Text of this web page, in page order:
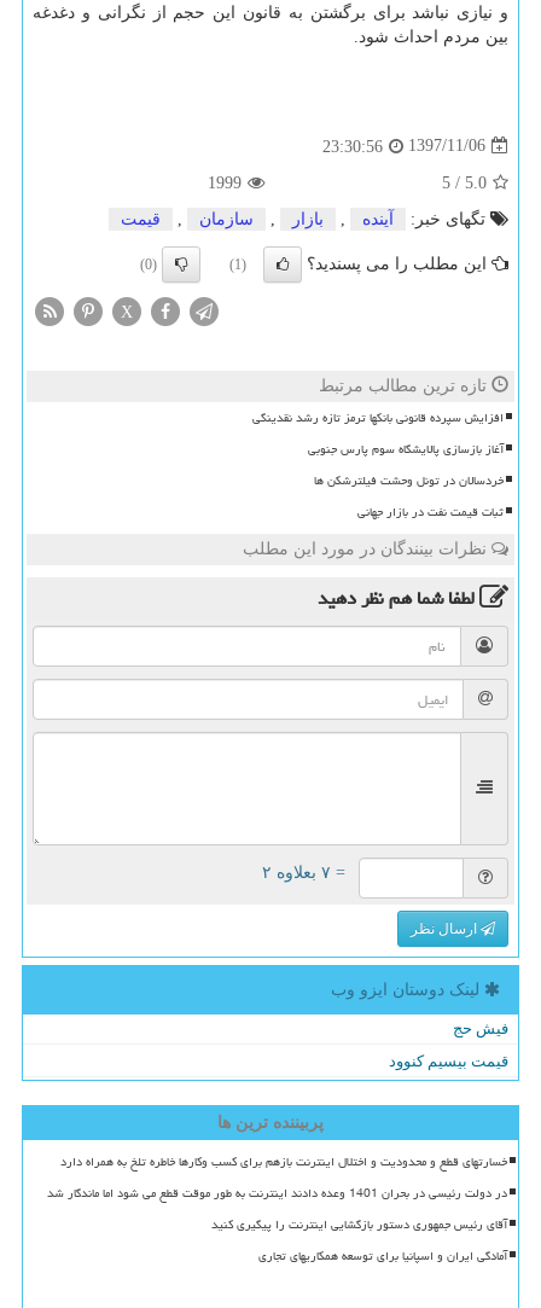
و نیازی نباشد برای برگشتن به قانون این حجم از نگرانی و دغدغه
بین مردم احداث شود.
1397/11/06
23:30:56
5.0
/
5
1999
تگهای خبر:
آینده , بازار , سازمان , قیمت
این مطلب را می پسندید؟ (1)
(0)
X
تازه ترین مطالب مرتبط
افزایش سپرده قانونی بانکها ترمز تازه رشد نقدینگی
آغاز بازسازی پالایشگاه سوم پارس جنوبی
خردسالان در تونل وحشت فیلترشکن ها
ثبات قیمت نفت در بازار جهانی
نظرات بینندگان در مورد این مطلب
لطفا شما همنظر دهید
= ۷ بعلاوه ۲
ارسال نظر
لینک دوستان ایزو وب
فیش حج
قیمت بیسیم کنوود
پربیننده ترین ها
خسارتهای قطع و محدودیت و اختلال اینترنت بازهم برای کسب وکارها خاطره تلخ به همراه دارد
در دولت رئیسی در بحران 1401 وعده دادند اینترنت به طور موقت قطع می شود اما ماندگار شد
آقای رئیس جمهوری دستور بازگشایی اینترنت را پیگیری کنید
آمادگی ایران و اسپانیا برای توسعه همکاریهای تجاری